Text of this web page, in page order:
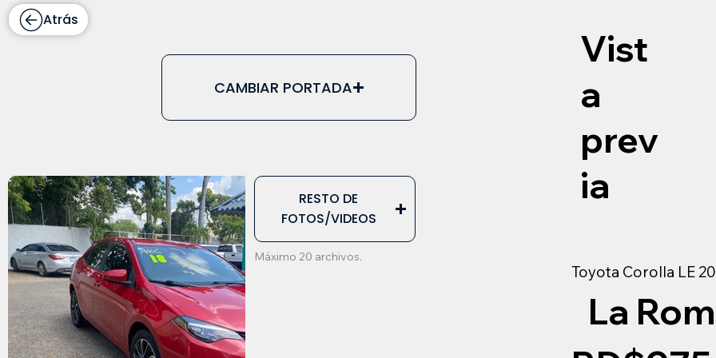
CAMBIAR PORTADA
RESTO DE
FOTOS/VIDEOS
Máximo 20 archivos.
Vist
a
prev
ia
Toyota Corolla LE
La
Atrás